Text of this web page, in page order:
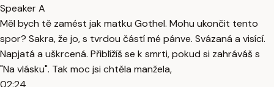
Speaker A
Měl bych tě zamést jak matku Gothel. Mohu ukončit tento
spor? Sakra, že jo, s tvrdou částí mé pánve. Svázaná a visící.
Napjatá a uškrcená. Přiblížíš se k smrti, pokud si zahráváš s
"Na vlásku". Tak moc jsi chtěla manžela,
02:24